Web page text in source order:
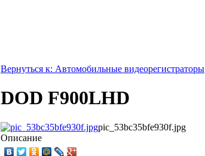
Вернуться к: Автомобильные видеорегистраторы
DOD F900LHD
pic_53bc35bfe930f.jpg
Описание